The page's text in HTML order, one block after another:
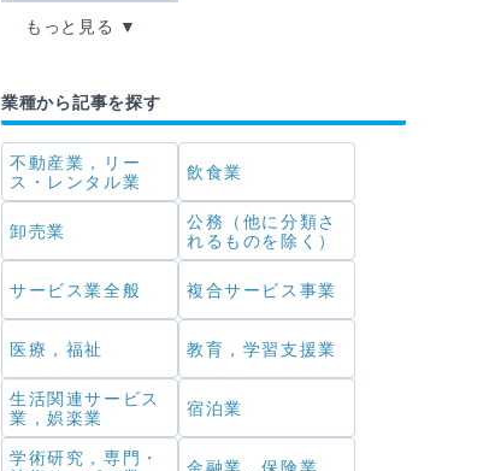
もっと見る
業種から記事を探す
不動産業，リー
ス・レンタル業
飲食業
卸売業
公務（他に分類さ
れるものを除く）
サービス業全般 複合サービス事業
医療，福祉 教育，学習支援業
生活関連サービス
業，娯楽業
宿泊業
学術研究，専門・
金融業，保険業